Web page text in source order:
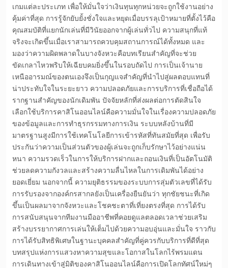
เกมแต่ละประเภท เพื่อให้มั่นใจว่าเงินทุนทุกหน่วยจะถูกใช้งานอย่าง
คุ้มค่าที่สุด การรู้จักยับยั้งชั่งใจและหยุดเมื่อบรรลุเป้าหมายที่ตั้งไว้คือ
คุณสมบัติที่แยกนักเล่นที่มีวินัยออกจากผู้เล่นทั่วไป ความสนุกที่แท้
จริงจะเกิดขึ้นเมื่อเราสามารถควบคุมสถานการณ์ได้ทั้งหมด และ
มองว่าความผิดพลาดในบางจังหวะคือบทเรียนสำคัญที่จะช่วย
ขัดเกลาไหวพริบให้เฉียบคมยิ่งขึ้นในรอบถัดไป การเป็นเจ้านาย
เหนืออารมณ์ของตนเองจึงเป็นกุญแจสำคัญที่นำไปสู่ผลตอบแทนที่
น่าประทับใจในระยะยาว ความปลอดภัยและการบริการที่เชื่อถือได้
รากฐานสำคัญของนักเดิมพัน ปัจจัยหลักที่ส่งผลต่อการตัดสินใจ
เลือกใช้บริการคาสิโนออนไลน์คือความมั่นใจในเรื่องความปลอดภัย
ของข้อมูลและการทำธุรกรรมทางการเงิน ระบบหลังบ้านที่มี
มาตรฐานสูงมีการใช้เทคโนโลยีการเข้ารหัสที่ทันสมัยที่สุด เพื่อรับ
ประกันว่าความเป็นส่วนตัวของผู้เล่นจะถูกเก็บรักษาไว้อย่างแน่น
หนา ความรวดเร็วในการให้บริการฝากและถอนเงินที่เป็นอัตโนมัติ
ช่วยลดความกังวลและสร้างความลื่นไหลในการเดิมพันได้อย่าง
ยอดเยี่ยม นอกจากนี้ ความยุติธรรมของระบบการสุ่มตัวเลขที่ได้รับ
การรับรองจากองค์กรสากลยังเป็นเครื่องยืนยันว่า ทุกชัยชนะที่เกิด
ขึ้นเป็นผลมาจากจังหวะและโชคชะตาที่เที่ยงตรงที่สุด การได้รับ
การสนับสนุนจากทีมงานมืออาชีพที่คอยดูแลตลอดเวลาช่วยเสริม
สร้างบรรยากาศการเล่นให้เต็มไปด้วยความอบอุ่นและมั่นใจ ราวกับ
การได้รับสิทธิพิเศษในฐานะบุคคลสำคัญที่คู่ควรกับบริการที่ดีที่สุด
บทสรุปแห่งการแสวงหาความสุขและโอกาสในโลกไร้พรมแดน
การเดินทางเข้าสู่มิติของคาสิโนออนไลน์คือการเปิดโลกทัศน์ใหม่ๆ